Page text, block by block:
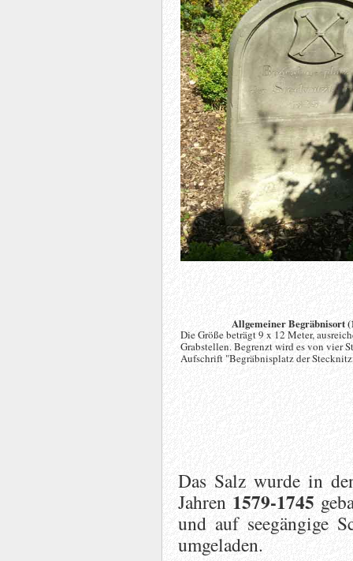
Allgemeiner Begräbnisort
Die Größe beträgt 9 x 12 Meter,
Grabstellen. Begrenzt wird es von vier
Aufschrift "Begräbnisplatz der
Das Salzwurde in
Jahren1579-1745
und auf seegängige
umgeladen.